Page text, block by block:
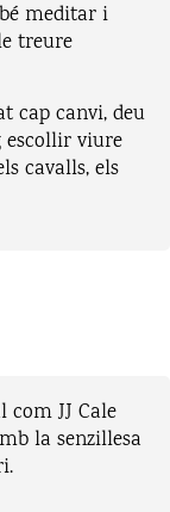
meditar i
treure
cap canvi, deu
escollir viure
cavalls, els
com JJ Cale
la senzillesa